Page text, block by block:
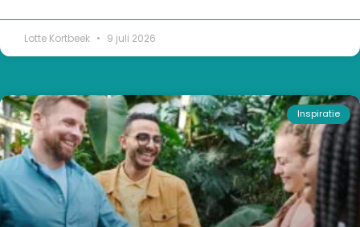
Lotte Kortbeek 9 juli 2026
Inspiratie